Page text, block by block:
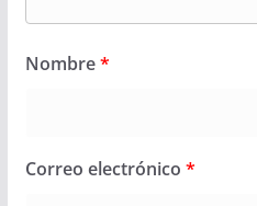
Nombre*
Correo electrónico *